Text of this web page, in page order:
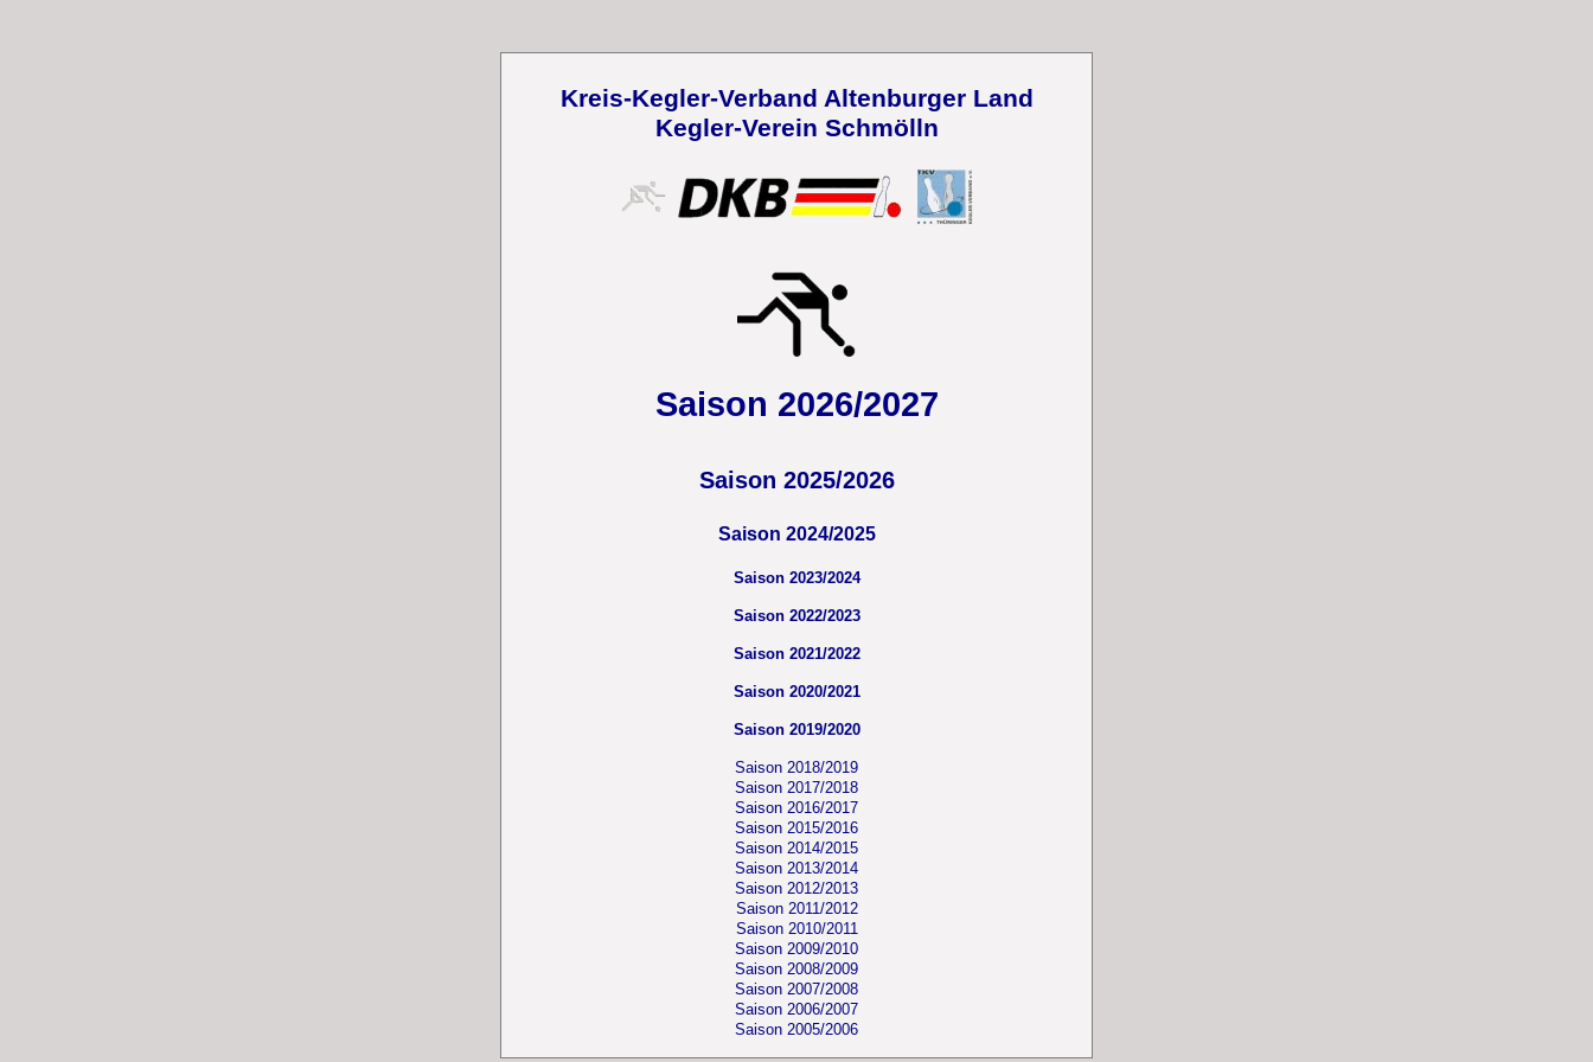
Kreis-Kegler-Verband Altenburger Land
Kegler-Verein Schmölln
Saison 2026/2027
Saison 2025/2026
Saison 2024/2025
Saison 2023/2024
Saison 2022/2023
Saison 2021/2022
Saison 2020/2021
Saison 2019/2020
Saison 2018/2019
Saison 2017/2018
Saison 2016/2017
Saison 2015/2016
Saison 2014/2015
Saison 2013/2014
Saison 2012/2013
Saison 2011/2012
Saison 2010/2011
Saison 2009/2010
Saison 2008/2009
Saison 2007/2008
Saison 2006/2007
Saison 2005/2006